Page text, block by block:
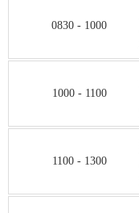
0830 - 1000
1000 - 1100
1100 - 1300